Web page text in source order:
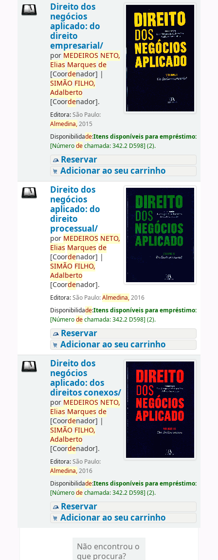
Direito dos
negócios
aplicado: do
direito
empresarial/
por MEDEIROS NETO,
Elias Marques de
[Coordenador] |
SIMÃO FILHO,
Adalberto
[Coordenador].
Editora:São Paulo:
Almedina,2015
Disponibilidade:Itens disponíveis para empréstimo:
[Númerodechamada:342.2 D598] (2).
Reservar
Adicionar ao seu carrinho
Direito dos
negócios
aplicado: do
direito
processual/
por MEDEIROS NETO,
Elias Marques de
[Coordenador] |
SIMÃO FILHO,
Adalberto
[Coordenador].
Editora:São Paulo:Almedina,2016
Disponibilidade:Itens disponíveis para empréstimo:
[Númerodechamada:342.2 D598] (2).
Reservar
Adicionar ao seu carrinho
Direito dos
negócios
aplicado: dos
direitos conexos/
por MEDEIROS NETO,
Elias Marques de
[Coordenador] |
SIMÃO FILHO,
Adalberto
[Coordenador].
Editora:São Paulo:
Almedina,2016
Disponibilidade:Itens disponíveis para empréstimo:
[Númerodechamada:342.2 D598] (2).
Reservar
Adicionar ao seu carrinho
Não encontrou o
que procura?